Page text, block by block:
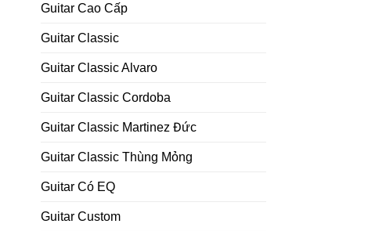
Guitar Cao Cấp
Guitar Classic
Guitar Classic Alvaro
Guitar Classic Cordoba
Guitar Classic Martinez Đức
Guitar Classic Thùng Mỏng
Guitar Có EQ
Guitar Custom